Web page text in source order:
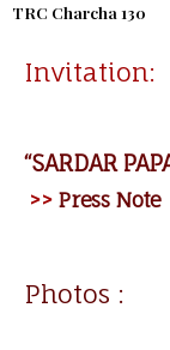
TRC Charcha 130
Invitation:
“SARDAR
>> Press Note
Photos :